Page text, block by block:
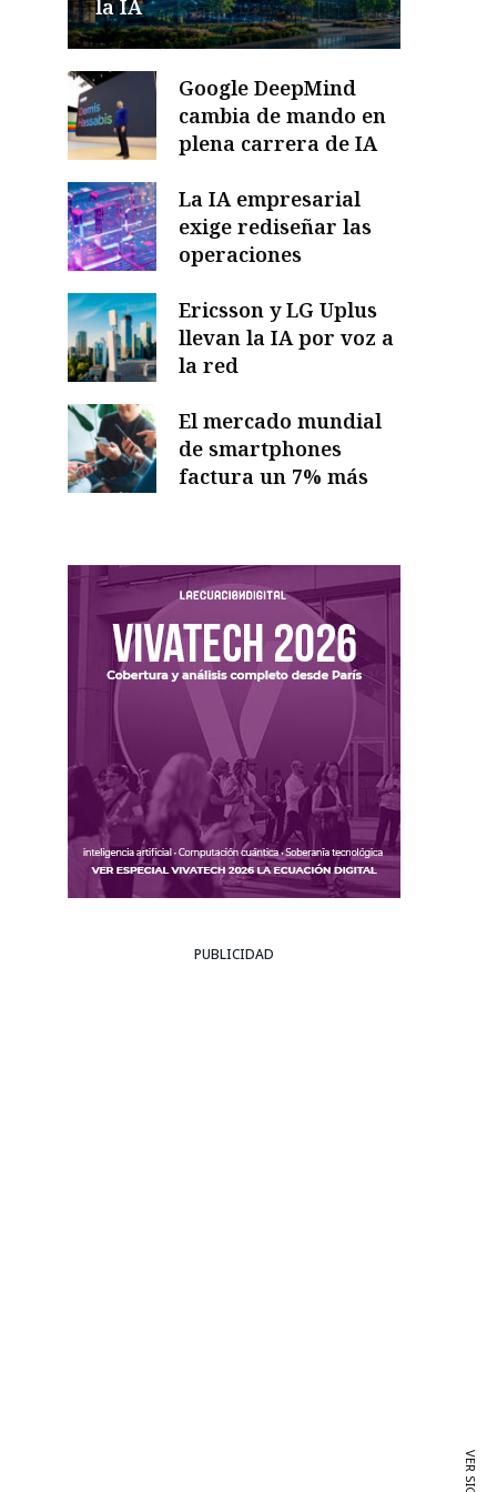
la IA
Google DeepMind
cambia de mando en
plena carrera de IA
La IA empresarial
exige rediseñar las
operaciones
Ericsson y LG Uplus
llevan la IA por voz a
la red
El mercado mundial
de smartphones
factura un 7% más
PUBLICIDAD